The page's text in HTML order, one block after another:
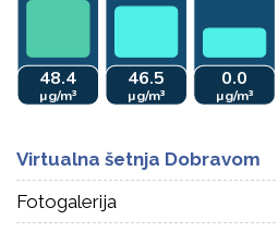
Virtualna šetnja Dobravom
Fotogalerija